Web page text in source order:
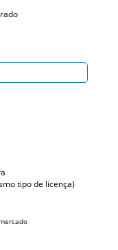
tipo de licença)